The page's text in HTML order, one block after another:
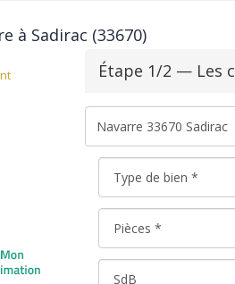
à Sadirac (33670)
Étape 1/2 — Les